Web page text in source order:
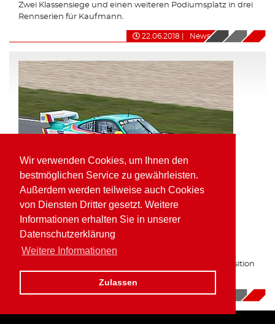
Wir verwenden Cookies, um Ihnen den
bestmöglichen Service zu gewährleisten.
Außerdem werden teilweise auch Cookies
von Diensten Dritter gesetzt. Weitere
Informationen erhalten Sie in unserer
Datenschutzerklärung
Weitere Informationen
Zulassen
Zwei Klassensiege und einen weiteren Podiumsplatz in drei
Rennserien für Kaufmann.
22.06.2018 News
Pole Position und schnellste Runde für
Kaufmann in der VLN
Zum zweiten Mal in Folge auf bester Gruppe H Startposition
16.10.2017| News